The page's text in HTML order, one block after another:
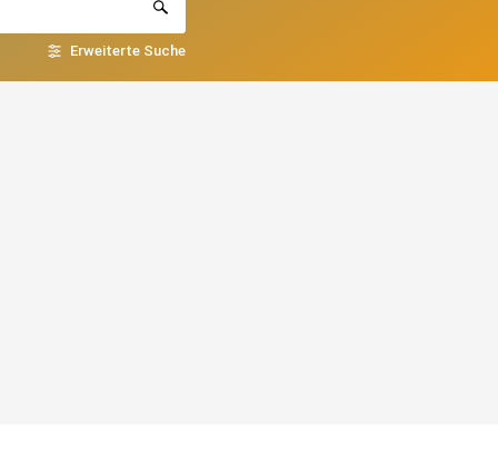
Erweiterte Suche